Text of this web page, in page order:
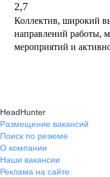
вагона
2,7
Коллектив, широкий
направлений работы,
мероприятий и
HeadHunter
Размещение вакансий
Поиск по резюме
О компании
Наши вакансии
Реклама на сайте